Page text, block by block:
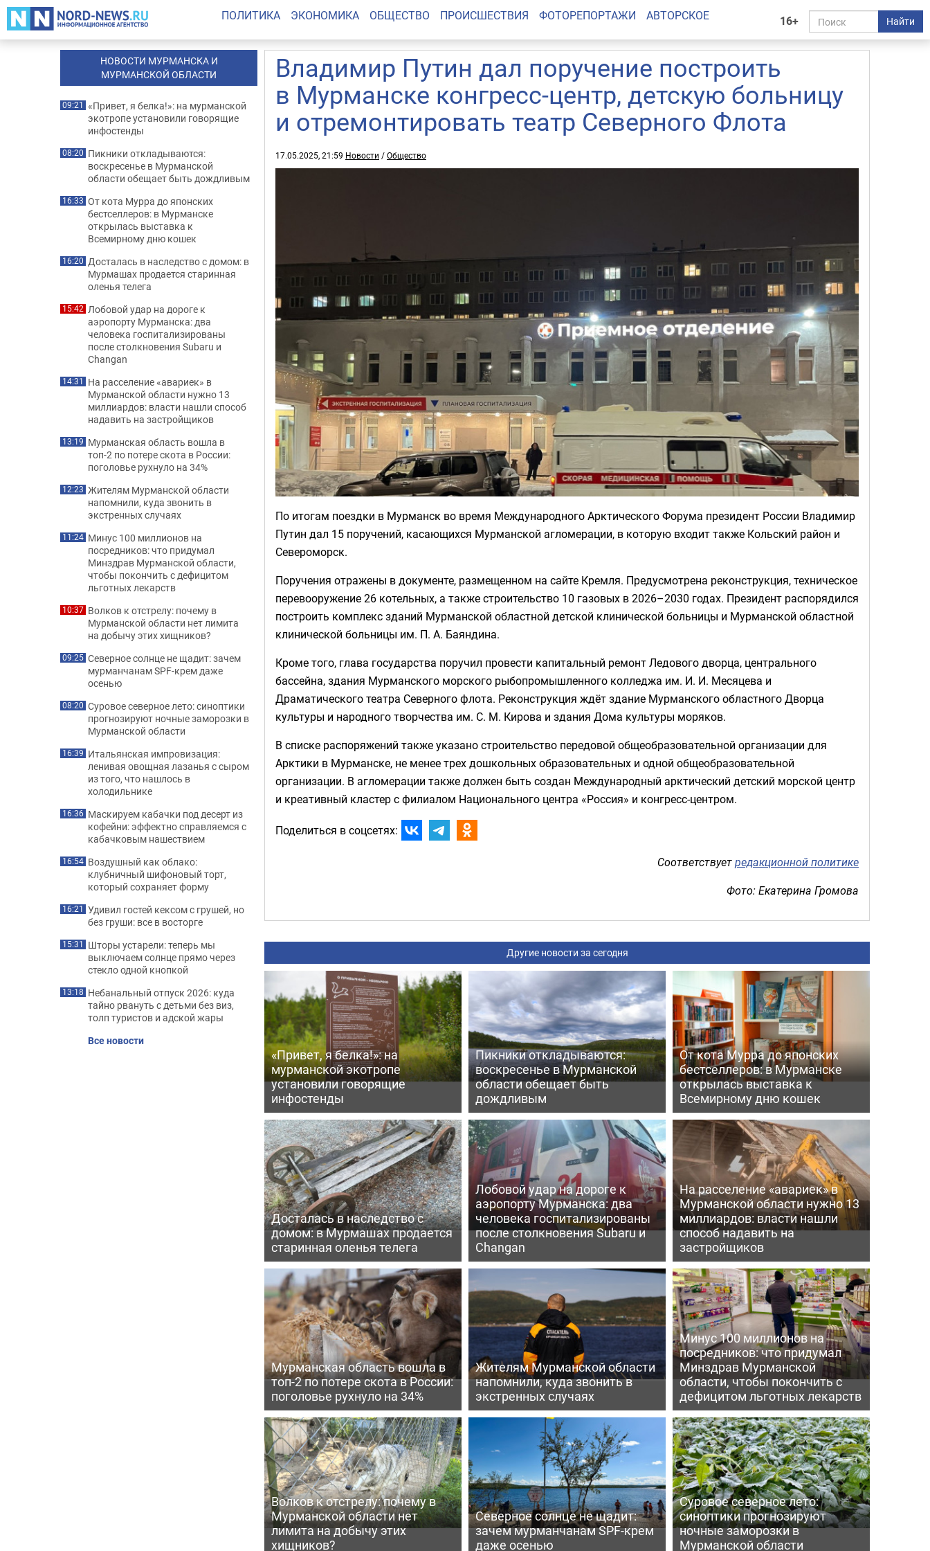
16+ Найти
ПОЛИТИКА ЭКОНОМИКА ОБЩЕСТВО ПРОИСШЕСТВИЯ ФОТОРЕПОРТАЖИ АВТОРСКОЕ
Владимир Путин дал поручение построить
в Мурманске конгресс-центр, детскую больницу
и отремонтировать театр Северного Флота
17.05.2025, 21:59 Новости /Общество
По итогам поездки в Мурманск во время Международного Арктического Форума президент России Владимир
Путин дал 15 поручений, касающихся Мурманской агломерации, в которую входит также Кольский район и
Североморск.
Поручения отражены в документе, размещенном на сайте Кремля. Предусмотрена реконструкция, техническое
перевооружение 26 котельных, а также строительство 10 газовых в 2026–2030 годах. Президент распорядился
построить комплекс зданий Мурманской областной детской клинической больницы и Мурманской областной
клинической больницы им. П. А. Баяндина.
Кроме того, глава государства поручил провести капитальный ремонт Ледового дворца, центрального
бассейна, здания Мурманского морского рыбопромышленного колледжа им. И. И. Месяцева и
Драматического театра Северного флота. Реконструкция ждёт здание Мурманского областного Дворца
культуры и народного творчества им. С. М. Кирова и здания Дома культуры моряков.
В списке распоряжений также указано строительство передовой общеобразовательной организации для
Арктики в Мурманске, не менее трех дошкольных образовательных и одной общеобразовательной
организации. В агломерации также должен быть создан Международный арктический детский морской центр
и креативный кластер с филиалом Национального центра «Россия» и конгресс-центром.
Поделиться в соцсетях:
Соответствуетредакционной политике
Фото: Екатерина Громова
Другие новости за сегодня
«Привет, я белка!»: на
мурманской экотропе
установили говорящие
инфостенды
Пикники откладываются:
воскресенье в Мурманской
области обещает быть
дождливым
От кота Мурра до японских
бестселлеров: в Мурманске
открылась выставка к
Всемирному дню кошек
Досталась в наследство с
домом: в Мурмашах продается
старинная оленья телега
Лобовой удар на дороге к
аэропорту Мурманска: два
человека госпитализированы
после столкновения Subaru и
Changan
На расселение «авариек» в
Мурманской области нужно 13
миллиардов: власти нашли
способ надавить на
застройщиков
Мурманская область вошла в
топ-2 по потере скота в России:
поголовье рухнуло на 34%
Жителям Мурманской области
напомнили, куда звонить в
экстренных случаях
Минус 100 миллионов на
посредников: что придумал
Минздрав Мурманской
области, чтобы покончить с
дефицитом льготных лекарств
Волков к отстрелу: почему в
Мурманской области нет
лимита на добычу этих
хищников?
Северное солнце не щадит:
зачем мурманчанам SPF-крем
даже осенью
Суровое северное лето:
синоптики прогнозируют
ночные заморозки в
Мурманской области
НОВОСТИ МУРМАНСКА И
МУРМАНСКОЙ ОБЛАСТИ
09:21 «Привет, я белка!»: на мурманской
экотропе установили говорящие
инфостенды
08:20 Пикники откладываются:
воскресенье в Мурманской
области обещает быть дождливым
16:33 От кота Мурра до японских
бестселлеров: в Мурманске
открылась выставка к
Всемирному дню кошек
16:20 Досталась в наследство с домом: в
Мурмашах продается старинная
оленья телега
15:42 Лобовой удар на дороге к
аэропорту Мурманска: два
человека госпитализированы
после столкновения Subaru и
Changan
14:31 На расселение «авариек» в
Мурманской области нужно 13
миллиардов: власти нашли способ
надавить на застройщиков
13:19 Мурманская область вошла в
топ-2 по потере скота в России:
поголовье рухнуло на 34%
12:23 Жителям Мурманской области
напомнили, куда звонить в
экстренных случаях
11:24 Минус 100 миллионов на
посредников: что придумал
Минздрав Мурманской области,
чтобы покончить с дефицитом
льготных лекарств
10:37 Волков к отстрелу: почему в
Мурманской области нет лимита
на добычу этих хищников?
09:25 Северное солнце не щадит: зачем
мурманчанам SPF-крем даже
осенью
08:20 Суровое северное лето: синоптики
прогнозируют ночные заморозки в
Мурманской области
16:39 Итальянская импровизация:
ленивая овощная лазанья с сыром
из того, что нашлось в
холодильнике
16:36 Маскируем кабачки под десерт из
кофейни: эффектно справляемся с
кабачковым нашествием
16:54 Воздушный как облако:
клубничный шифоновый торт,
который сохраняет форму
16:21 Удивил гостей кексом с грушей, но
без груши: все в восторге
15:31 Шторы устарели: теперь мы
выключаем солнце прямо через
стекло одной кнопкой
13:18 Небанальный отпуск 2026: куда
тайно рвануть с детьми без виз,
толп туристов и адской жары
Все новости